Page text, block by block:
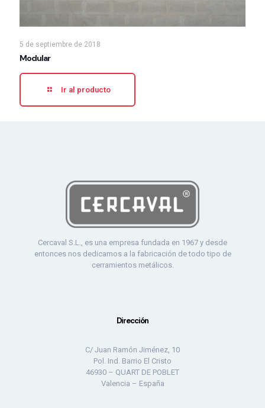
5 de septiembre de 2018
Modular
Ir al producto
Cercaval S.L., es una empresa fundada en 1967 y desde
entonces nos dedicamos a la fabricación de todo tipo de
cerramientos metálicos.
Dirección
C/ Juan Ramón Jiménez, 10
Pol. Ind. Barrio El Cristo
46930 – QUART DE POBLET
Valencia – España